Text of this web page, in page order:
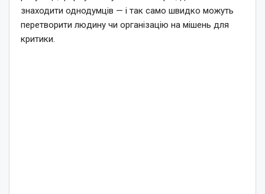
знаходити однодумців — і так само швидко можуть
перетворити людину чи організацію на мішень для
критики.